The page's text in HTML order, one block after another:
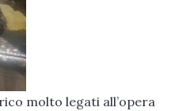
molto legati all’opera